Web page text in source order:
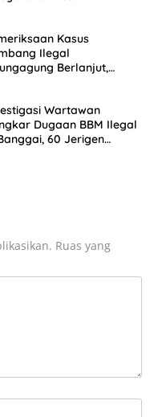
Kasus
Ilegal
Berlanjut,
Wartawan
Dugaan BBM Ilegal
60 Jerigen
Ruas yang